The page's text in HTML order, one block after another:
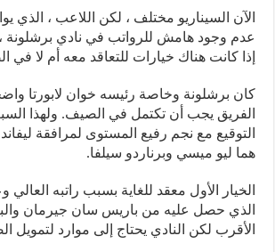
الآن السيناريو مختلف ، لكن اللاعب ، الذي
عدم وجود هامش للرواتب في نادي برشلونة
إذا كانت هناك خيارات للتعاقد معه أم لا في
كان برشلونة وخاصة رئيسه خوان لابورتا
الفريق يجب أن تكتمل في الصيف. ولهذا
التوقيع مع نجم رفيع المستوى لمرافقة
هما ليو ميسي وبرناردو سيلفا.
الخيار الأول معقد للغاية بسبب راتبه
الذي حصل عليه من باريس سان جيرمان
الأقرب لكن النادي يحتاج إلى موارد لتمويل